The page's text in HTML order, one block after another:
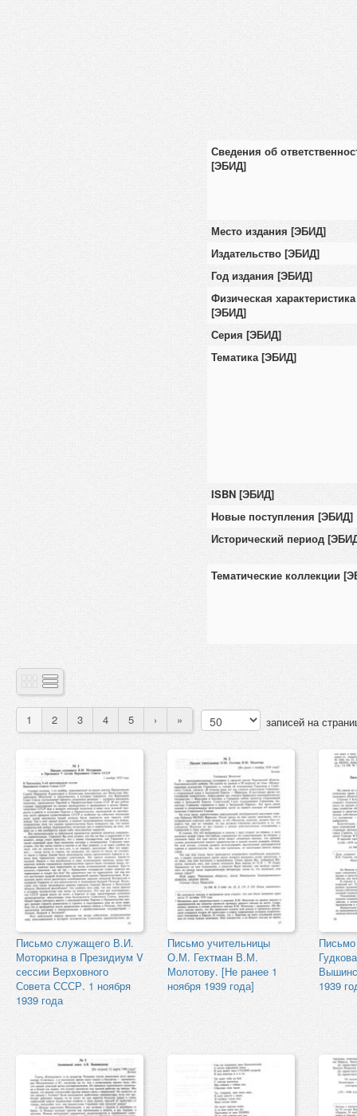
Сведения об
[ЭБИД]
Место издания [ЭБИД]
Издательство [ЭБИД]
Год издания [ЭБИД]
Физическая характеристика
[ЭБИД]
Серия [ЭБИД]
Тематика [ЭБИД]
ISBN [ЭБИД]
Новые поступления [ЭБИД]
Исторический период
Тематические коллекции
1 2 3 4 5 › » записей на
Письмо служащего В.И.
Моторкина в Президиум V
сессии Верховного
Совета СССР. 1 ноября
1939 года
Письмо учительницы
О.М. Гехтман В.М.
Молотову. [Не ранее 1
ноября 1939 года]
1939